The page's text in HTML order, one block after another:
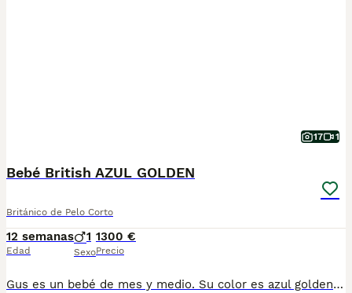
17 1
Bebé British AZUL GOLDEN
Británico de Pelo Corto
12 semanas
Edad
1
Sexo
1300 €
Precio
Gus es un bebé de mes y medio. Su color es azul golden shaded pero de color muy clarito. Es una bolita esponjosa que le gusta jugar con sus otros hermanos de otra camada, de Mimi, ya reservados. Como criadora profesional, con núcleo zoológico auténtico, la salud y la socialización es un objetivo para El Eden Gatuno. Hemos creado un criadero pequeño precisamente para poder cuidarlos y criarlos con todo el amor del mundo. Queremos ser transparentes y por eso damos copia del núcleo zoológico, y no es fácil conseguirlo a pesar del trafico de núcleos falsos en el mercado. Por eso entregamos una copia También entregamos copia de los pedigris de los padres, así como los test genéticos de los padres, PKD (riñón) y HCM (corazón), hacemos un contrato de reserva con todos nuestros datos y un contrato de venta donde ofrecemos garantías de un año contra enfermedades genéticos y un año contra enfermedades congénitas. ESTAMOS EN CONTRA DE LAS JAULAS.